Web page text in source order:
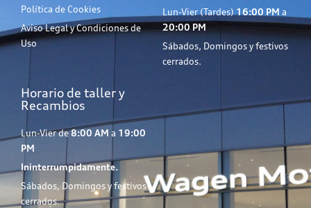
Política de Cookies
Aviso Legal y Condiciones de
Uso
Lun-Vier (Tardes) 16:00 PM a
20:00 PM
Sábados, Domingos y festivos
cerrados.
Horario de taller y
Recambios
Lun-Vier de8:00 AM a 19:00
PM
Ininterrumpidamente.
Sábados, Domingos y festivos
cerrados.